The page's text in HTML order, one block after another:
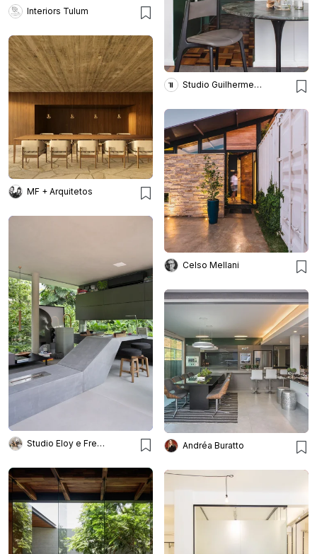
Interiors Tulum
Studio Guilherme Garcia
MF + Arquitetos
Celso Mellani
Studio Eloy e Freitas Arquitetura Andréa Buratto